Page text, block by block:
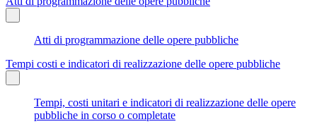
Atti di programmazione delle opere pubbliche
Tempi costi e indicatori di realizzazione delle opere pubbliche
Tempi, costi unitari e indicatori di realizzazione delle opere
pubbliche in corso o completate